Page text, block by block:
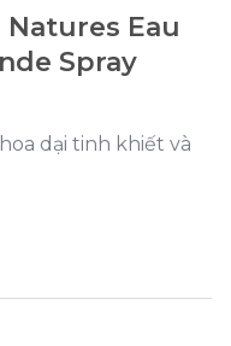
Natures Eau
Spray
dại tinh khiết và